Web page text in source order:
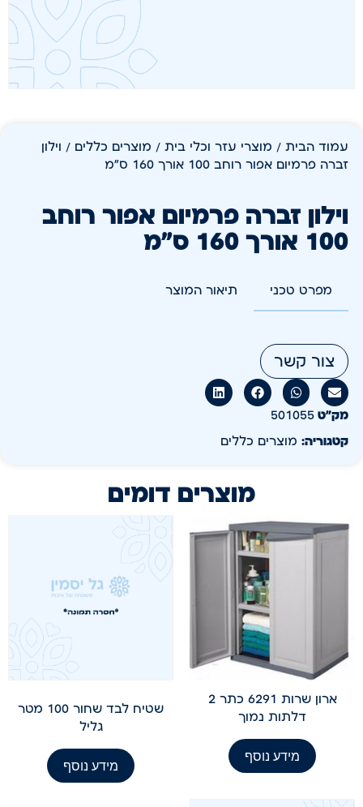
עמוד הבית / מוצרי עזר וכלי בית / מוצרים כללים / וילון
זברה פרמיום אפור רוחב 100 אורך 160 ס"מ
וילון זברה פרמיום אפור רוחב
100 אורך 160 ס"מ
מפרט טכני תיאור המוצר
צור קשר
מק״ט 501055
קטגוריה: מוצרים כללים
מוצרים דומים
ארון שרות 6291 כתר 2
דלתות נמוך
מידע נוסף
שטיח לבד שחור 100 מטר
גליל
מידע נוסף